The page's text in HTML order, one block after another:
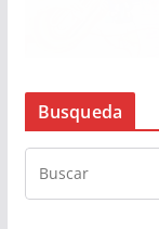
Busqueda